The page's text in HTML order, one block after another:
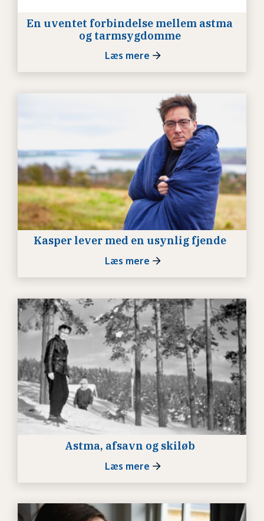
En uventet forbindelse mellem astma
og tarmsygdomme
Læs mere
Kasper lever med en usynlig fjende
Læs mere
Astma, afsavn og skiløb
Læs mere